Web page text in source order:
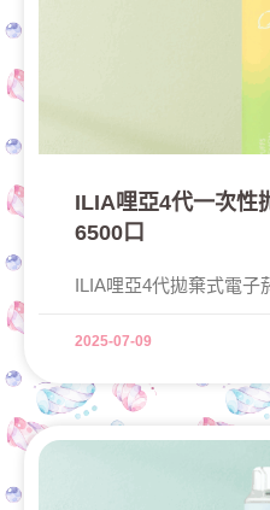
ILIA哩亞4代一次性
6500口
ILIA哩亞4代拋棄式電子
2025-07-09